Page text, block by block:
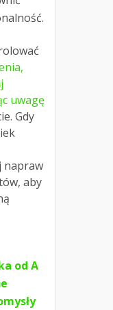
uwagę
Gdy
napraw
aby
od A